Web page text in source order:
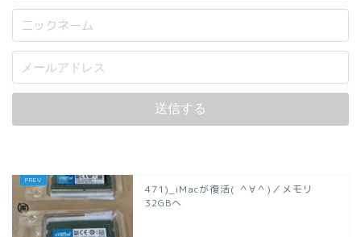
471)_iMacが復活( ＾∀＾)／メモリ
32GBへ